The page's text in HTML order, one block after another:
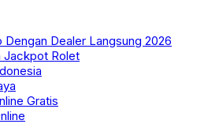
Dengan Dealer Langsung 2026
Jackpot Rolet
Gratis